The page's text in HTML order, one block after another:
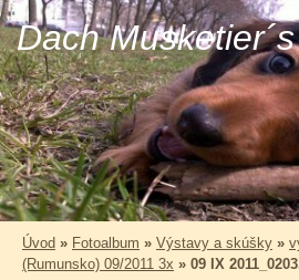
Dach Musketier´s
Úvod » Fotoalbum » Výstavy a skúšky »
(Rumunsko) 09/2011 3x » 09 IX